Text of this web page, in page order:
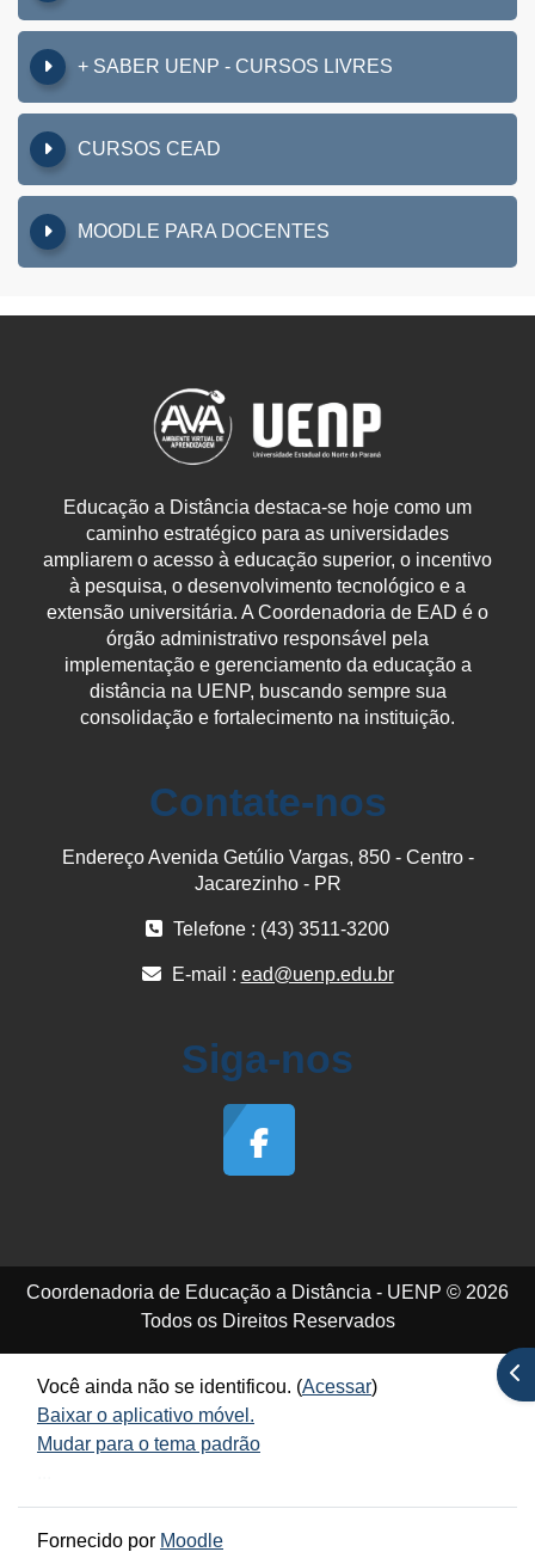
+ SABER UENP - CURSOS LIVRES
CURSOS CEAD
MOODLE PARA DOCENTES
Educação a Distância destaca-se hoje como um
caminho estratégico para as universidades
ampliarem o acesso à educação superior, o incentivo
à pesquisa, o desenvolvimento tecnológico e a
extensão universitária. A Coordenadoria de EAD é o
órgão administrativo responsável pela
implementação e gerenciamento da educação a
distância na UENP, buscando sempre sua
consolidação e fortalecimento na instituição.
Contate-nos
Endereço Avenida Getúlio Vargas, 850 - Centro -
Jacarezinho - PR
Telefone : (43) 3511-3200
E-mail : ead@uenp.edu.br
Siga-nos
Coordenadoria de Educação a Distância - UENP © 2026
Todos os Direitos Reservados
Você ainda não se identificou. (Acessar)
Baixar o aplicativo móvel.
Mudar para o tema padrão
Fornecido por Moodle